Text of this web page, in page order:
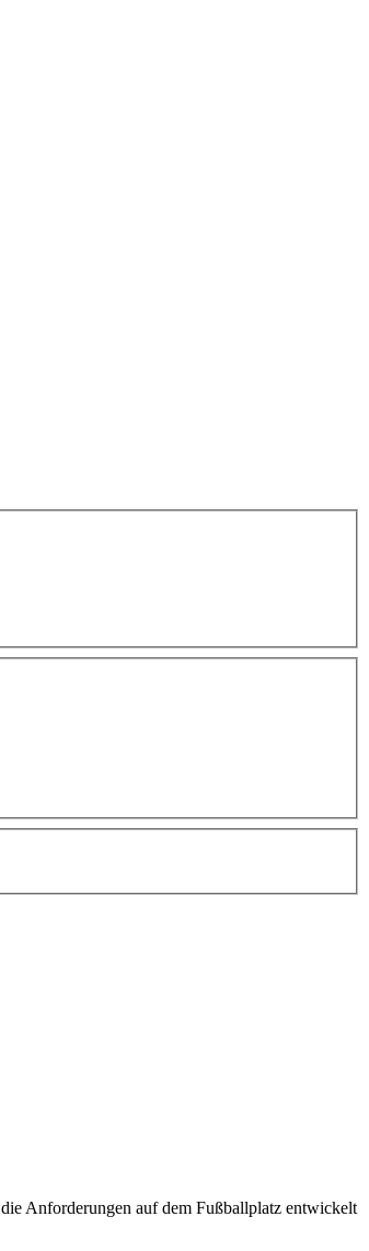
Anforderungen auf dem Fußballplatz entwickelt